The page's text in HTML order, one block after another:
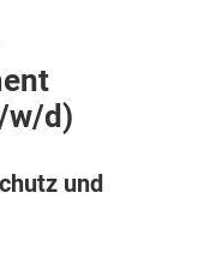
w/d)
und